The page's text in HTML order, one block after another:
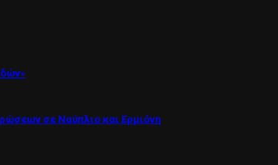
σε Ναύπλιο και Ερμιόνη